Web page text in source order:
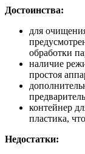
Достоинства:
для
обработки
наличие
простоя
контейнер
пластика,
Недостатки: